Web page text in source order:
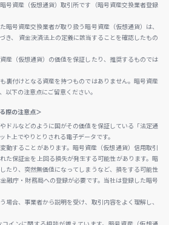
号資産（仮想通貨）取引所です（暗号資産交換業者登録
暗号資産交換業者が取り扱う暗号資産（仮想通貨）は、
き、 資金決済法上の定義に該当することを確認したもの
産（仮想通貨）の価値を保証したり、推奨するものでは
裏付けとなる資産を持つものではありません。暗号資産
以下の注意点にご留意ください。
際の注意点＞
ドルなどのように国がその価値を保証している「法定通
ト上でやりとりされる電子データです。
動することがあります。暗号資産（仮想通貨）信用取引
た保証金を上回る損失が発生する可能性があります。暗
たり、突然無価値になってしまうなど、損をする可能性
融庁・財務局への登録が必要です。当社は登録した暗号
場合、事業者から説明を受け、取引内容をよく理解し、